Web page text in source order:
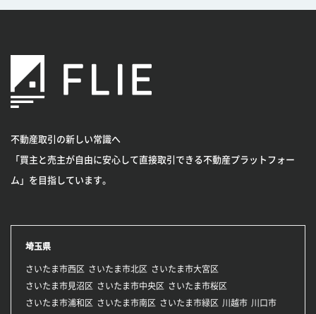
不動産取引の新しい常識へ
「買主と売主が自由に安心して直接取引できる不動産プラットフォー
ム」を目指しています。
埼玉県
さいたま市西区 さいたま市北区
さいたま市大宮区
さいたま市見沼区
さいたま市中央区
さいたま市桜区
さいたま市浦和区
さいたま市南区 さいたま市緑区 川越市 川口市